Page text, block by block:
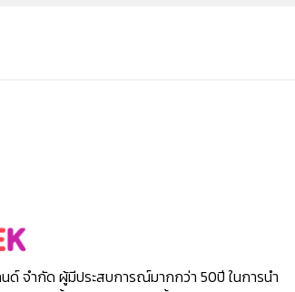
ด์ จำกัด ผู้มีประสบการณ์มากกว่า 50ปี ในการนำ